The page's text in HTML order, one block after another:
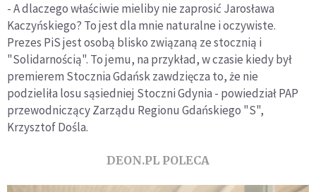
- A dlaczego właściwie mieliby nie zaprosić Jarosława
Kaczyńskiego? To jest dla mnie naturalne i oczywiste.
Prezes PiS jest osobą blisko związaną ze stocznią i
"Solidarnością". To jemu, na przykład, w czasie kiedy był
premierem Stocznia Gdańsk zawdzięcza to, że nie
podzieliła losu sąsiedniej Stoczni Gdynia - powiedział PAP
przewodniczący Zarządu Regionu Gdańskiego "S",
Krzysztof Dośla.
DEON.PL POLECA